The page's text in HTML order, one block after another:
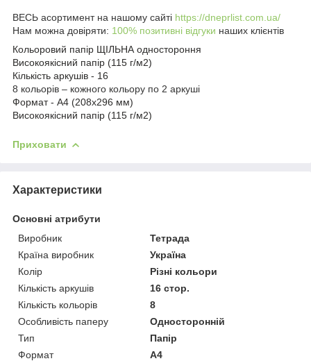
ВЕСЬ асортимент на нашому сайті https://dneprlist.com.ua/
Нам можна довіряти: 100% позитивні відгуки наших клієнтів
Кольоровий папір ЩІЛЬНА одностороння
Високоякісний папір (115 г/м2)
Кількість аркушів - 16
8 кольорів – кожного кольору по 2 аркуші
Формат - А4 (208х296 мм)
Високоякісний папір (115 г/м2)
Приховати
Характеристики
Основні атрибути
Виробник
Тетрада
Країна виробник
Україна
Колір
Різні кольори
Кількість аркушів
16 стор.
Кількість кольорів
8
Особливість паперу
Односторонній
Тип
Папір
Формат
A4